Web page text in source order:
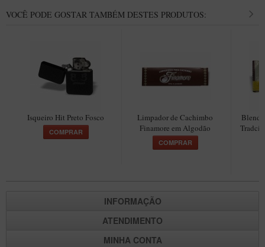
VOCÊ PODE GOSTAR TAMBÉM DESTES PRODUTOS:
Isqueiro Hit Preto Fosco
COMPRAR
Limpador de Cachimbo
Finamore em Algodão
COMPRAR
Blend
INFORMAÇÃO
ATENDIMENTO
MINHA CONTA